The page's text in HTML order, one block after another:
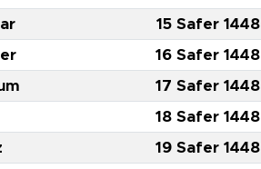
15 Safer 1448
16 Safer 1448
17 Safer 1448
18 Safer 1448
19 Safer 1448